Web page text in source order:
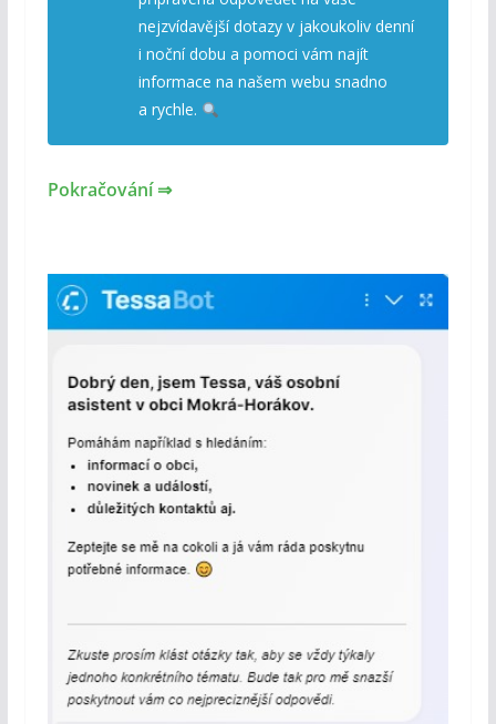
nejzvídavější dotazy v jakoukoliv denní
i noční dobu a pomoci vám najít
informace na našem webu snadno
a rychle.
Pokračování ⇒